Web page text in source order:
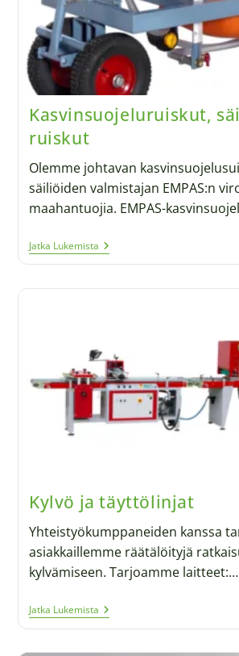
Kasvinsuojeluruiskut,
ruiskut
Olemme johtavan
säiliöiden valmistajan EMPAS:n
maahantuojia. EMPAS-
Jatka Lukemista
Kylvö ja täyttölinjat
Yhteistyökumppaneiden kanssa
asiakkaillemme räätälöityjä
kylvämiseen. Tarjoamme laitteet:…
Jatka Lukemista